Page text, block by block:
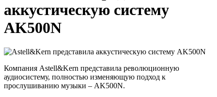
аккустическую систему
AK500N
Компания Astell&Kern представила революционную
аудиосистему, полностью изменяющую подход к
прослушиванию музыки – AK500N.